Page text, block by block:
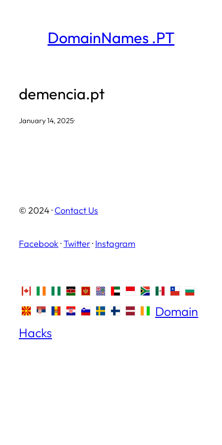
DomainNames .PT
demencia.pt
January 14, 2025·
© 2024 · Contact Us
Facebook ·Twitter· Instagram
Domain
Hacks